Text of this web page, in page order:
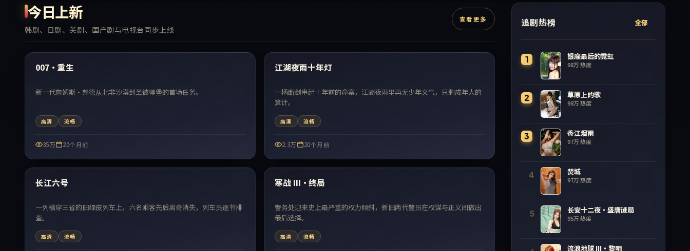
今日上新
韩剧、日剧、美剧、国产剧与电视台同步上线
查看更多
最新
007·重生
新一代詹姆斯·邦德从北非沙漠到圣彼得堡的首场任务。
高清 流畅
35万 20个月前
最新
江湖夜雨十年灯
一柄断剑串起十年前的命案，江湖夜雨里再无少年义气，只剩成年人的
算计。
高清 流畅
2.3万 20个月前
最新
长江六号
一列横穿三省的旧绿皮列车上，六名乘客先后离奇消失，列车员逐节排
查。
高清 流畅
最新
寒战 III·终局
警务处迎来史上最严重的权力倾斜，新旧两代警员在权谋与正义间做出
最后选择。
高清 流畅
追剧热榜 全部
1 银座最后的霓虹
98万热度
2 草原上的歌
98万热度
3 香江烟雨
97万热度
4 焚城
97万热度
5 长安十二夜·盛唐谜局
95万热度
流浪地球 III·黎明